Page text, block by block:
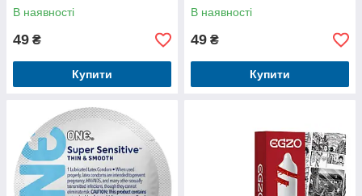
В наявності
49 ₴
Купити
В наявності
49 ₴
Купити